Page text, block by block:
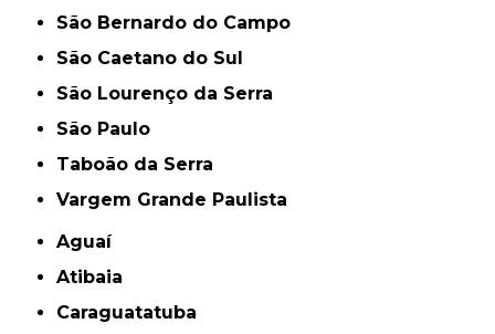
São Bernardo do Campo
São Caetano do Sul
São Lourenço da Serra
São Paulo
Taboão da Serra
Vargem Grande Paulista
Aguaí
Atibaia
Caraguatatuba